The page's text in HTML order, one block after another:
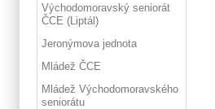
Východomoravský seniorát
ČCE (Liptál)
Jeronýmova jednota
Mládež ČCE
Mládež Východomoravského
seniorátu